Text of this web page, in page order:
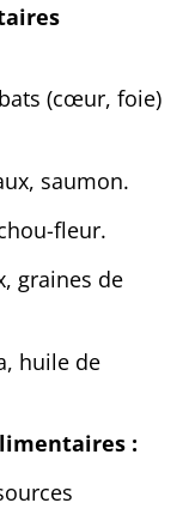
(cœur, foie)
saumon.
fleur.
graines de
huile de
: